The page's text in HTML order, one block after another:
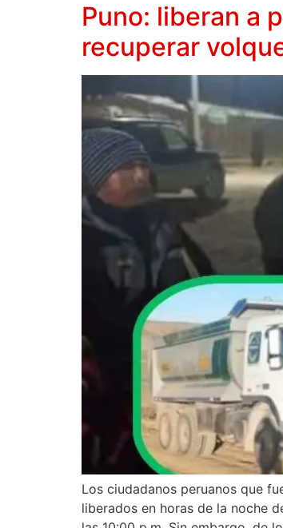
Puno: liberan a
recuperar
Los ciudadanos peruanos que
liberados en horas de la noche